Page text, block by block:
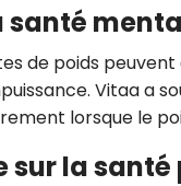
santé
de poids
Vitaa a
lorsque le
sur la